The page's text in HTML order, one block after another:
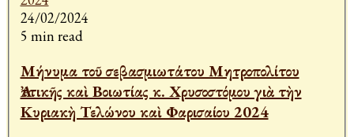
24/02/2024
5 min read
Μήνυμα τοῦ σεβασμιωτάτου Μητροπολίτου
Ἀττικῆς καὶ Βοιωτίας κ. Χρυσοστόμου γιὰ τὴν
Κυριακὴ Τελώνου καὶ Φαρισαίου 2024